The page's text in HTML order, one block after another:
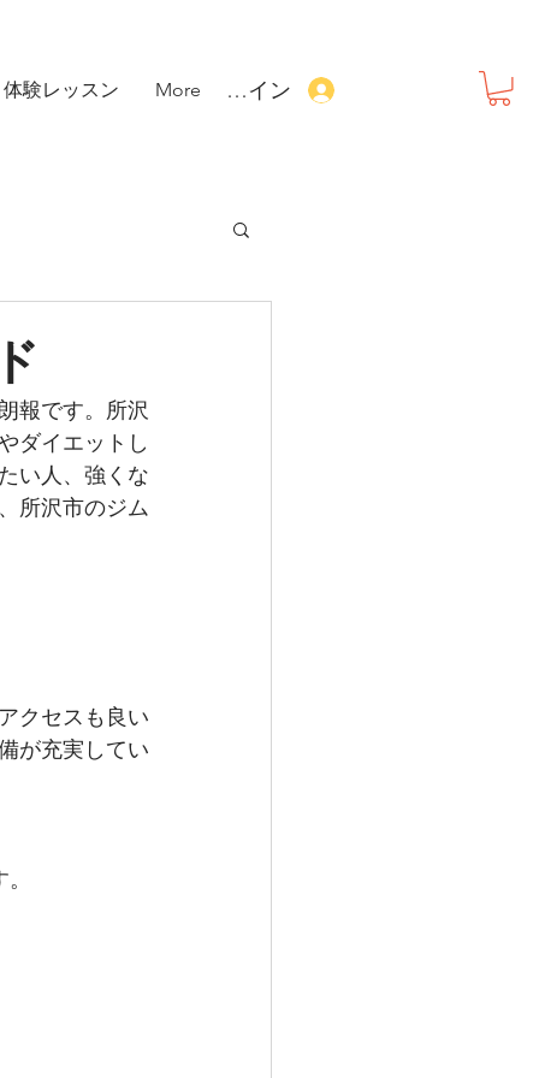
体験レッスン More ログイン
報です。所沢
ダイエットし
い人、強くな
所沢市のジム
クセスも良い
が充実してい